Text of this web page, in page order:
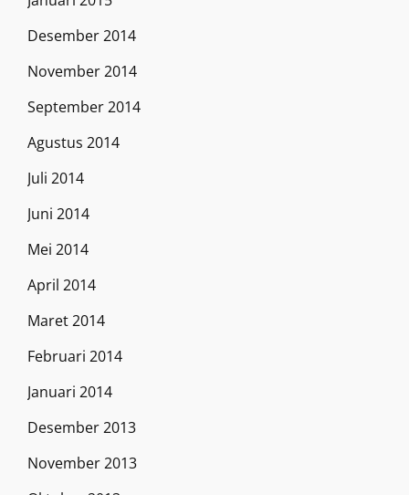
Desember 2014
November 2014
September 2014
Agustus 2014
Juli 2014
Juni 2014
Mei 2014
April 2014
Maret 2014
Februari 2014
Januari 2014
Desember 2013
November 2013